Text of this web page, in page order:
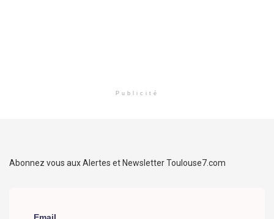
Publicité
Abonnez vous aux Alertes et Newsletter Toulouse7.com